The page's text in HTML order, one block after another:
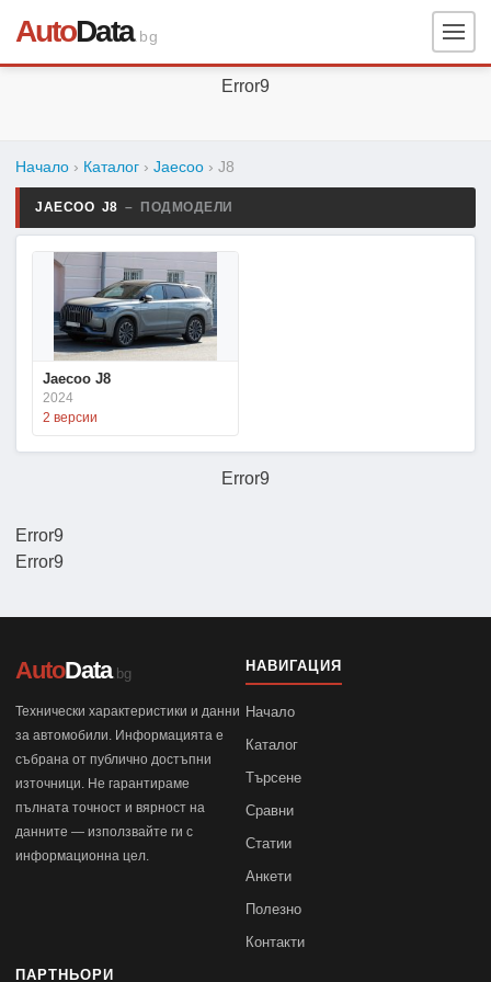
AutoData.bg
Error9
Error9
Начало › Каталог › Jaecoo › J8
JAECOO J8 – ПОДМОДЕЛИ
Jaecoo J8
2024
2 версии
Error9
Error9
AutoData.bg
Технически характеристики и данни
за автомобили. Информацията е
събрана от публично достъпни
източници. Не гарантираме
пълната точност и вярност на
данните — използвайте ги с
информационна цел.
НАВИГАЦИЯ
Начало
Каталог
Търсене
Сравни
Статии
Анкети
Полезно
Контакти
ПАРТНЬОРИ